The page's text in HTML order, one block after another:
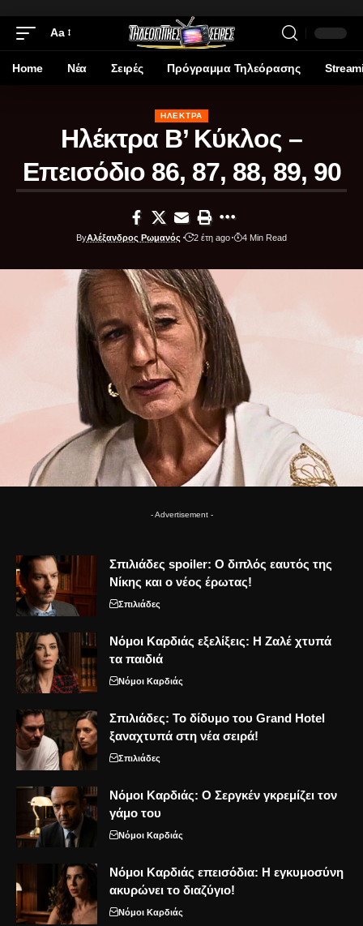
Aa
Home Νέα Σειρές Πρόγραμμα Τηλεόρασης
ΗΛΈΚΤΡΑ
Ηλέκτρα Β’ Κύκλος –
Επεισόδιο 86, 87, 88, 89, 90
ByΑλέξανδρος Ρωμανός 2 έτη ago 4 Min Read
- Advertisement -
Σπιλιάδες spoiler: Ο διπλός εαυτός της
Νίκης και ο νέος έρωτας!
Σπιλιάδες
Νόμοι Καρδιάς εξελίξεις: Η Ζαλέ χτυπά
τα παιδιά
Νόμοι Καρδιάς
Σπιλιάδες: Το δίδυμο του Grand Hotel
ξαναχτυπά στη νέα σειρά!
Σπιλιάδες
Νόμοι Καρδιάς: Ο Σεργκέν γκρεμίζει τον
γάμο του
Νόμοι Καρδιάς
Νόμοι Καρδιάς επεισόδια: Η εγκυμοσύνη
ακυρώνει το διαζύγιο!
Νόμοι Καρδιάς